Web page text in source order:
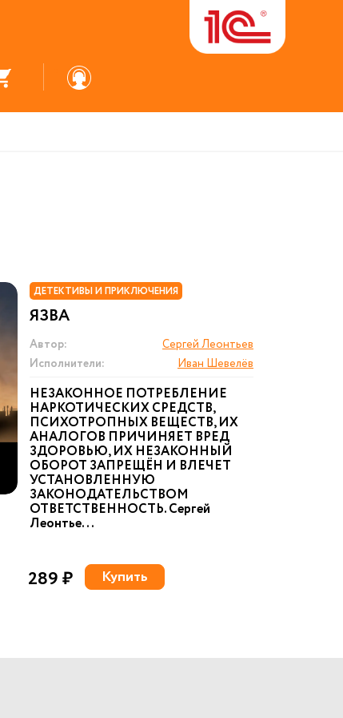
ДЕТЕКТИВЫ И ПРИКЛЮЧЕНИЯ
ЯЗВА
Автор:
Сергей Леонтьев
Исполнители:
Иван Шевелёв
НЕЗАКОННОЕ ПОТРЕБЛЕНИЕ
НАРКОТИЧЕСКИХ СРЕДСТВ,
ПСИХОТРОПНЫХ ВЕЩЕСТВ, ИХ
АНАЛОГОВ ПРИЧИНЯЕТ ВРЕД
ЗДОРОВЬЮ, ИХ НЕЗАКОННЫЙ
ОБОРОТ ЗАПРЕЩЁН И ВЛЕЧЕТ
УСТАНОВЛЕННУЮ
ЗАКОНОДАТЕЛЬСТВОМ
ОТВЕТСТВЕННОСТЬ. Сергей
Леонтье...
289 ₽ Купить